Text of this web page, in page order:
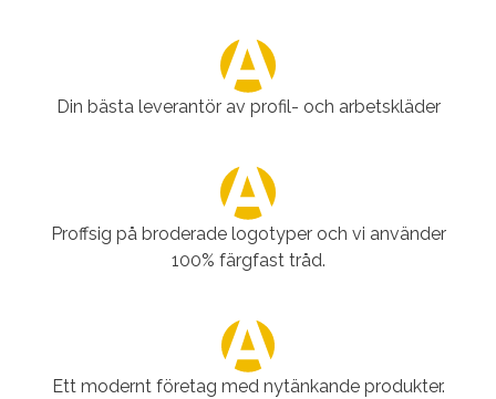
Din bästa leverantör av profil- och arbetskläder
Proffsig på broderade logotyper och vi använder
100% färgfast tråd.
Ett modernt företag med nytänkande produkter.